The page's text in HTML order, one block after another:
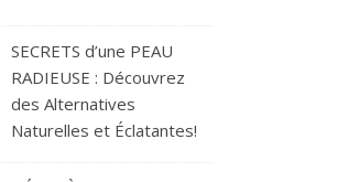
SECRETS d’une PEAU
RADIEUSE : Découvrez
des Alternatives
Naturelles et Éclatantes!